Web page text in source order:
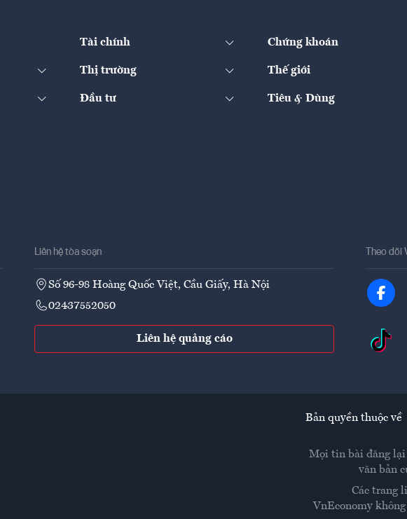
Tài chính Chứng khoán
Thị trường Thế giới
Đầu tư Tiêu & Dùng
Liên hệ tòa soạn
Số 96-98 Hoàng Quốc Việt, Cầu Giấy, Hà Nội
02437552050
Liên hệ quảng cáo
Theo dõi
Bản quyền thuộc về
Mọi tin bài đăng lại
văn bản
Các trang
VnEconomy